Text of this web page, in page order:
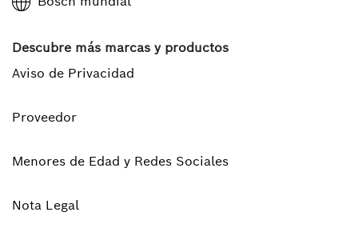
Descubre más marcas y productos
Aviso de Privacidad
Proveedor
Menores de Edad y Redes Sociales
Nota Legal